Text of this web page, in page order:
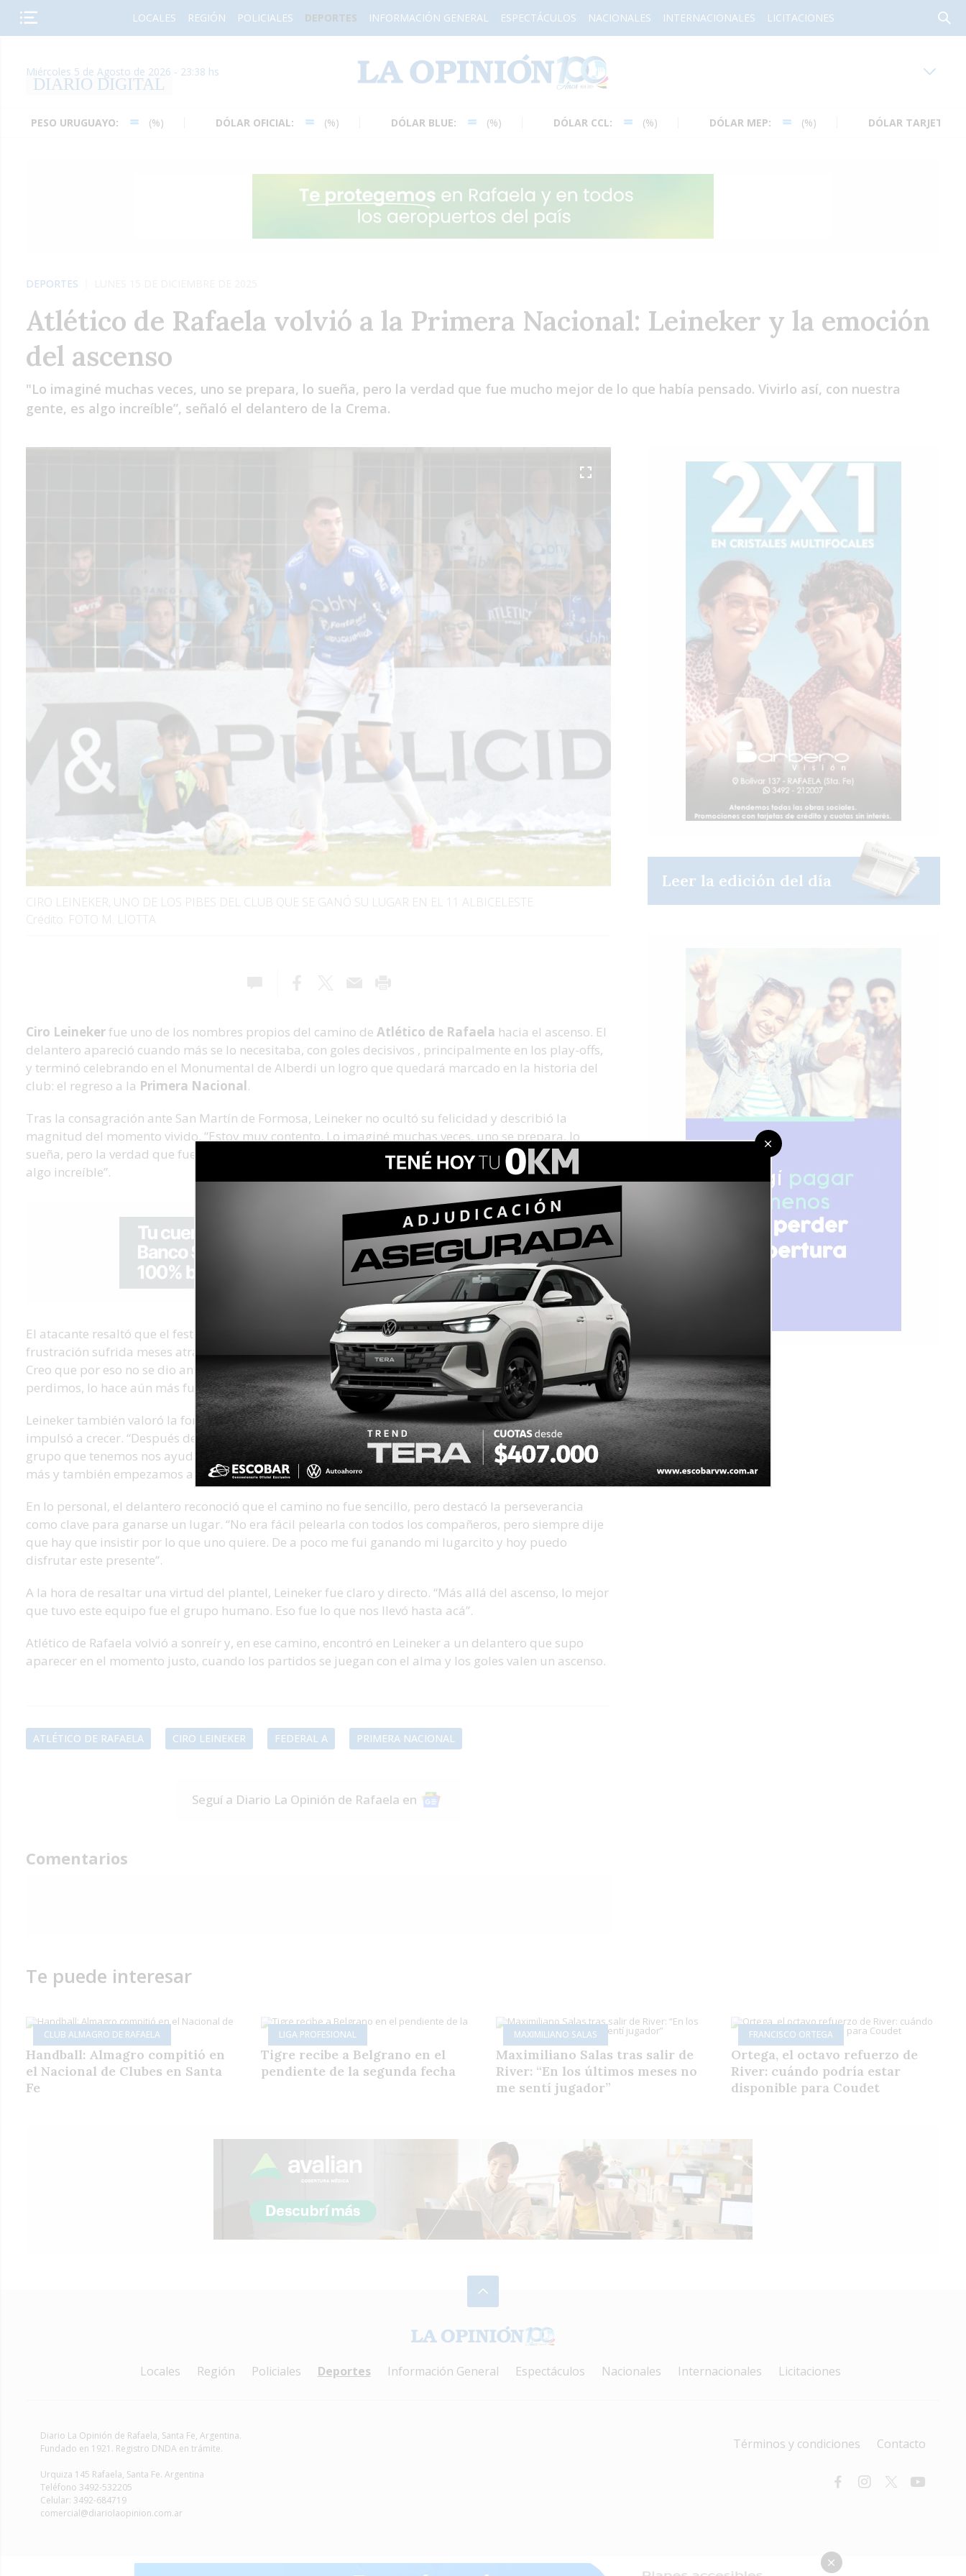
LOCALES REGIÓN POLICIALES DEPORTES INFORMACIÓN GENERAL ESPECTÁCULOS NACIONALES INTERNACIONALES LICITACIONES
Miércoles 5 de Agosto de 2026 - 23:38 hs
DIARIO DIGITAL
Hoy en Rafaela ver clima
URUGUAYO: (%) DÓLAR OFICIAL: (%) DÓLAR BLUE: (%) DÓLAR CCL: (%) DÓLAR MEP: (%) DÓLAR TARJETA: (%)
DEPORTES
Atlético de Rafaela volvió a la Primera Nacional: Leineker y la emoción
del ascenso
"Lo imaginé muchas veces, uno se prepara, lo sueña, pero la verdad que fue mucho mejor de lo que había pensado. Vivirlo así, con nuestra
gente, es algo increíble”, señaló el delantero de la Crema.
CIRO LEINEKER, UNO DE LOS PIBES DEL CLUB QUE SE GANÓ SU LUGAR EN EL 11 ALBICELESTE
Crédito: FOTO M. LIOTTA
Ciro Leinekerfue uno de los nombres propios del camino de Atlético de Rafaela hacia el ascenso. El
delantero apareció cuando más se lo necesitaba, con goles decisivos , principalmente en los play-offs,
y terminó celebrando en el Monumental de Alberdi un logro que quedará marcado en la historia del
club: el regreso a la Primera Nacional.
Tras la consagración ante San Martín de Formosa, Leineker no ocultó su felicidad y describió la
magnitud del momento vivido. “Estoy muy contento. Lo imaginé muchas veces, uno se prepara, lo
sueña, pero la verdad que fue mucho mejor de lo que había pensado. Vivirlo así, con nuestra gente, es
algo increíble”.
El atacante resaltó que el festejo en casa tuvo un significado especial, sobre todo después de la
frustración sufrida meses atrás. “Podría haber sido antes, pero tenía que ser hoy y tenía que ser acá.
Creo que por eso no se dio antes. Haberlo festejado en nuestra cancha, después de esa final que
perdimos, lo hace aún más fuerte”.
Leineker también valoró la fortaleza anímica del equipo tras aquel golpe, que lejos de debilitarlos, los
impulsó a crecer. “Después de esa final nos recuperamos rápido. Las dos semanas de descanso y el
grupo que tenemos nos ayudaron mucho a sacarnos eso de la cabeza. A partir de ahí no perdimos
más y también empezamos a sentirnos más fuertes de visitante”.
En lo personal, el delantero reconoció que el camino no fue sencillo, pero destacó la perseverancia
como clave para ganarse un lugar. “No era fácil pelearla con todos los compañeros, pero siempre dije
que hay que insistir por lo que uno quiere. De a poco me fui ganando mi lugarcito y hoy puedo
disfrutar este presente”.
A la hora de resaltar una virtud del plantel, Leineker fue claro y directo. “Más allá del ascenso, lo mejor
que tuvo este equipo fue el grupo humano. Eso fue lo que nos llevó hasta acá”.
Atlético de Rafaela volvió a sonreír y, en ese camino, encontró en Leineker a un delantero que supo
aparecer en el momento justo, cuando los partidos se juegan con el alma y los goles valen un ascenso.
ATLÉTICO DE RAFAELA CIRO LEINEKER FEDERAL A PRIMERA NACIONAL
Seguí a Diario La Opinión de Rafaela en
Comentarios
Leer la edición del día
Te puede interesar
CLUB ALMAGRO DE RAFAELA
Handball: Almagro compitió en
el Nacional de Clubes en Santa
Fe
LIGA PROFESIONAL
Tigre recibe a Belgrano en el
pendiente de la segunda fecha
MAXIMILIANO SALAS
Maximiliano Salas tras salir de
River: “En los últimos meses no
me sentí jugador”
FRANCISCO ORTEGA
Ortega, el octavo refuerzo de
River: cuándo podría estar
disponible para Coudet
Locales Región Policiales Deportes Información General Espectáculos Nacionales Internacionales Licitaciones
Diario La Opinión de Rafaela, Santa Fe, Argentina.
Fundado en 1921. Registro DNDA en trámite.
Urquiza 145 Rafaela, Santa Fe. Argentina
Teléfono 3492-532205
Celular: 3492-684719
comercial@diariolaopinion.com.ar
Términos y condiciones Contacto